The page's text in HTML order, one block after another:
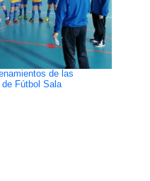
de las
Fútbol Sala